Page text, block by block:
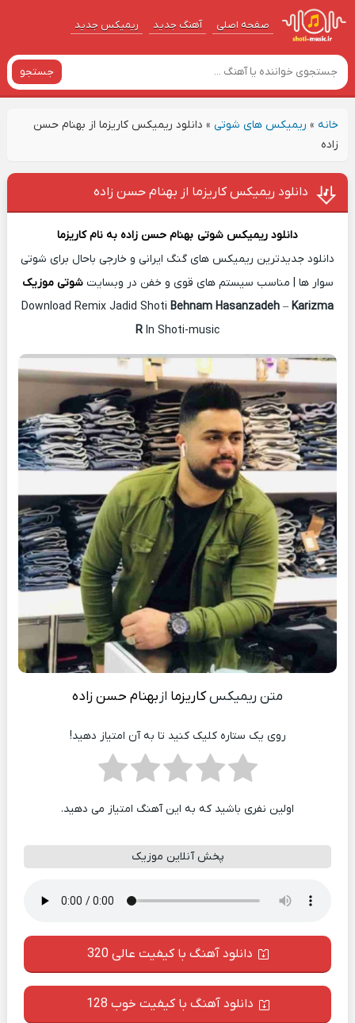
صفحه اصلی آهنگ‌ جدید ریمیکس جدید
جستجو
خانه» ریمیکس های شوتی» دانلود ریمیکس کاریزما از بهنام حسن
زاده
دانلود ریمیکس کاریزما از بهنام حسن زاده
دانلود ریمیکس شوتی بهنام حسن زاده به نامکاریزما
دانلود جدیدترین ریمیکس های گنگ ایرانی و خارجی باحال برای شوتی
سوار ها | مناسب سیستم های قوی و خفن در وبسایتشوتی موزیک
Download Remix Jadid Shoti Behnam Hasanzadeh – Karizma
R In Shoti-music
متن ریمیکسکاریزما از بهنام حسن زاده
روی یک ستاره کلیک کنید تا به آن امتیاز دهید!
اولین نفری باشید که به این آهنگ امتیاز می دهید.
پخش آنلاین موزیک
دانلود آهنگ با کیفیت عالی 320
دانلود آهنگ با کیفیت خوب 128